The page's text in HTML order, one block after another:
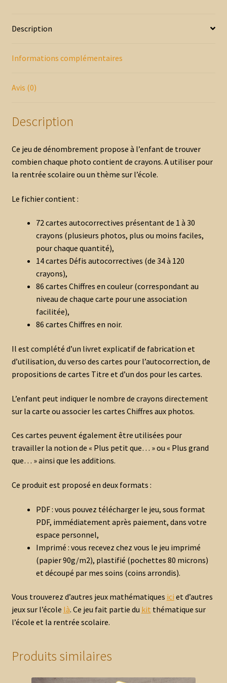
Description
Informations complémentaires
Avis (0)
Description
Ce jeu de dénombrement propose à l’enfant de trouver
combien chaque photo contient de crayons. A utiliser pour
la rentrée scolaire ou un thème sur l’école.
Le fichier contient :
72 cartes autocorrectives présentant de 1 à 30
crayons (plusieurs photos, plus ou moins faciles,
pour chaque quantité),
14 cartes Défis autocorrectives (de 34 à 120
crayons),
86 cartes Chiffres en couleur (correspondant au
niveau de chaque carte pour une association
facilitée),
86 cartes Chiffres en noir.
Il est complété d’un livret explicatif de fabrication et
d’utilisation, du verso des cartes pour l’autocorrection, de
propositions de cartes Titre et d’un dos pour les cartes.
L’enfant peut indiquer le nombre de crayons directement
sur la carte ou associer les cartes Chiffres aux photos.
Ces cartes peuvent également être utilisées pour
travailler la notion de « Plus petit que… » ou « Plus grand
que… » ainsi que les additions.
Ce produit est proposé en deux formats :
PDF : vous pouvez télécharger le jeu, sous format
PDF, immédiatement après paiement, dans votre
espace personnel,
Imprimé : vous recevez chez vous le jeu imprimé
(papier 90g/m2), plastifié (pochettes 80 microns)
et découpé par mes soins (coins arrondis).
Vous trouverez d’autres jeux mathématiques ici et d’autres
jeux sur l’école là. Ce jeu fait partie du kit thématique sur
l’école et la rentrée scolaire.
Produits similaires